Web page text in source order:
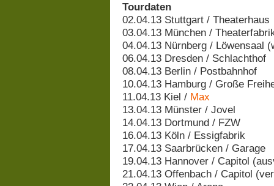
Tourdaten
02.04.13 Stuttgart / Theaterhaus
03.04.13 München /
04.04.13 Nürnberg / Löwensaal
06.04.13 Dresden / Schlachthof
08.04.13 Berlin / Postbahnhof
10.04.13 Hamburg / Große
11.04.13 Kiel / Max
13.04.13 Münster / Jovel
14.04.13 Dortmund / FZW
16.04.13 Köln / Essigfabrik
17.04.13 Saarbrücken / Garage
19.04.13 Hannover / Capitol
21.04.13 Offenbach / Capitol